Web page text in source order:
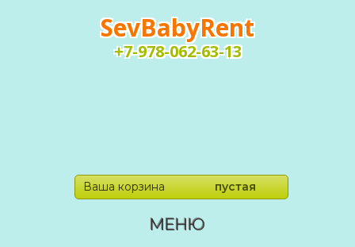
SevBabyRent
+7-978-062-63-13
Ваша корзина пустая
МЕНЮ